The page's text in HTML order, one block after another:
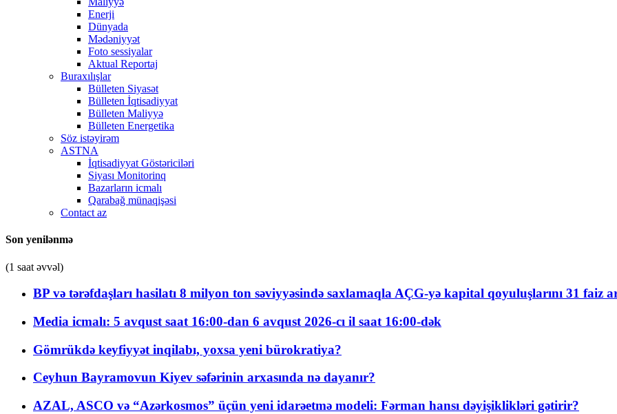
Enerji
Dünyada
Mədəniyyət
Foto sessiyalar
Aktual Reportaj
Buraxılışlar
Bülleten Siyasət
Bülleten İqtisadiyyat
Bülleten Maliyyə
Bülleten Energetika
Söz istəyirəm
ASTNA
İqtisadiyyat Göstəriciləri
Siyası Monitorinq
Bazarların icmalı
Qarabağ münaqişəsi
Contact az
Son yenilənmə
(1 saat əvvəl)
BP və tərəfdaşları hasilatı 8 milyon ton səviyyəsində saxlamaqla AÇG-yə kapital qoyuluşlarını 31 faiz
Media icmalı: 5 avqust saat 16:00-dan 6 avqust 2026-cı il saat 16:00-dək
Gömrükdə keyfiyyət inqilabı, yoxsa yeni bürokratiya?
Ceyhun Bayramovun Kiyev səfərinin arxasında nə dayanır?
AZAL, ASCO və “Azərkosmos” üçün yeni idarəetmə modeli: Fərman hansı dəyişiklikləri gətirir?